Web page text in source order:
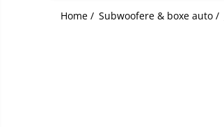
Home / Subwoofere & boxe auto /